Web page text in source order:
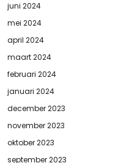
juni 2024
mei 2024
april 2024
maart 2024
februari 2024
januari 2024
december 2023
november 2023
oktober 2023
september 2023